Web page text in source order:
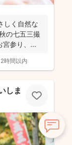
しく自然な
の七五三撮
宮参り、...
時間以内
します⭕️